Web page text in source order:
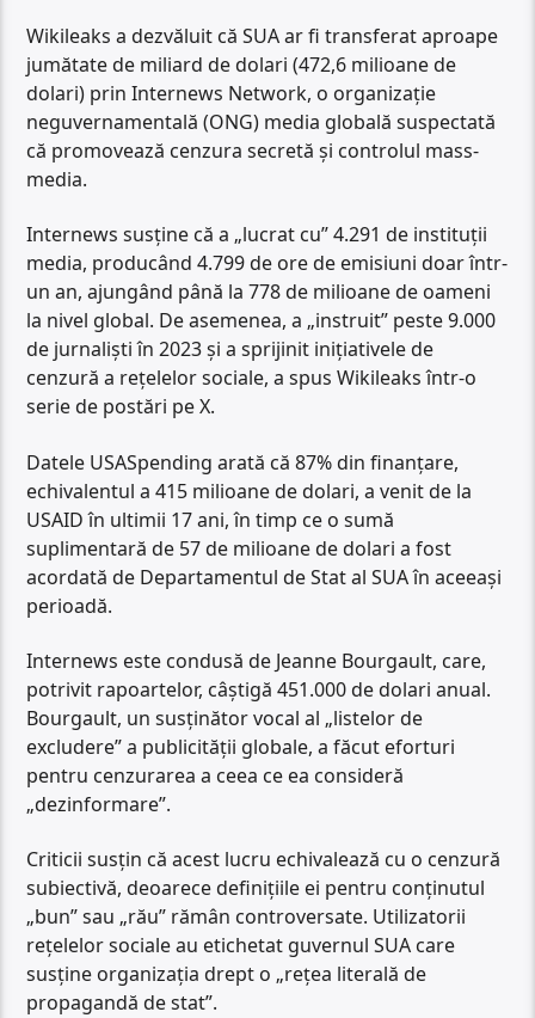
Wikileaks a dezvăluit că SUA ar fi transferat aproape
jumătate de miliard de dolari (472,6 milioane de
dolari) prin Internews Network, o organizație
neguvernamentală (ONG) media globală suspectată
că promovează cenzura secretă și controlul mass-
media.
Internews susține că a „lucrat cu” 4.291 de instituții
media, producând 4.799 de ore de emisiuni doar într-
un an, ajungând până la 778 de milioane de oameni
la nivel global. De asemenea, a „instruit” peste 9.000
de jurnalişti în 2023 şi a sprijinit iniţiativele de
cenzură a reţelelor sociale, a spus Wikileaks într-o
serie de postări pe X.
Datele USASpending arată că 87% din finanțare,
echivalentul a 415 milioane de dolari, a venit de la
USAID în ultimii 17 ani, în timp ce o sumă
suplimentară de 57 de milioane de dolari a fost
acordată de Departamentul de Stat al SUA în aceeași
perioadă.
Internews este condusă de Jeanne Bourgault, care,
potrivit rapoartelor, câștigă 451.000 de dolari anual.
Bourgault, un susținător vocal al „listelor de
excludere” a publicității globale, a făcut eforturi
pentru cenzurarea a ceea ce ea consideră
„dezinformare”.
Criticii susțin că acest lucru echivalează cu o cenzură
subiectivă, deoarece definițiile ei pentru conținutul
„bun” sau „rău” rămân controversate. Utilizatorii
rețelelor sociale au etichetat guvernul SUA care
susține organizația drept o „rețea literală de
propagandă de stat”.